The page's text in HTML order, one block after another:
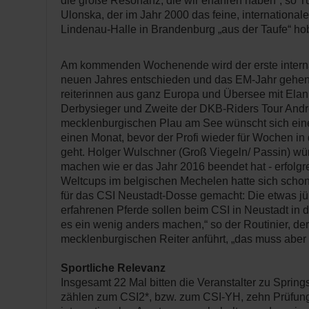
Ulonska, der im Jahr 2000 das feine,
Lindenau-Halle in Brandenburg „aus der Taufe“
Am kommenden Wochenende wird der erste
neuen Jahres entschieden und das EM-Jahr
reiterinnen aus ganz Europa und Übersee mit
Derbysieger und Zweite der DKB-Riders Tour
mecklenburgischen Plau am See wünscht sich
einen Monat, bevor der Profi wieder für Wochen
geht. Holger Wulschner (Groß Viegeln/ Passin)
machen wie er das Jahr 2016 beendet hat -
Weltcups im belgischen Mechelen hatte sich
für das CSI Neustadt-Dosse gemacht: Die etwas
erfahrenen Pferde sollen beim CSI in Neustadt in
es ein wenig anders machen,“ so der Routinier,
mecklenburgischen Reiter anführt, „das muss aber
Sportliche Relevanz
Insgesamt 22 Mal bitten die Veranstalter zu
zählen zum CSI2*, bzw. zum CSI-YH, zehn